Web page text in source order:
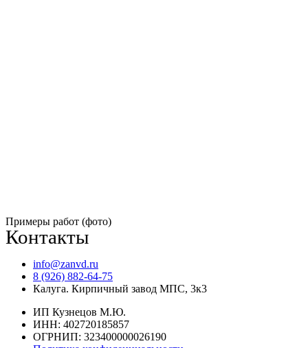
Примеры работ (фото)
Контакты
info@zanvd.ru
8 (926) 882-64-75
Калуга. Кирпичный завод МПС, 3к3
ИП Кузнецов М.Ю.
ИНН: 402720185857
ОГРНИП: 323400000026190